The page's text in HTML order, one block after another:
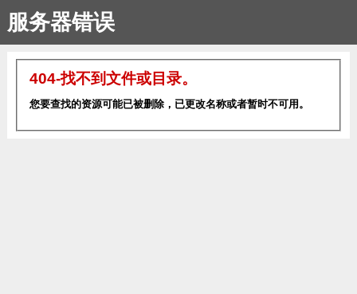
服务器错误
404-找不到文件或目录。
您要查找的资源可能已被删除，已更改名称或者暂时不可用。